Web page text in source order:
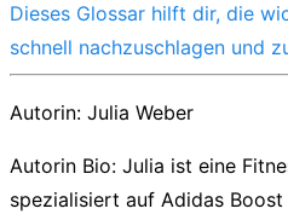
Dieses Glossar hilft dir, die
schnell nachzuschlagen und
Autorin: Julia Weber
Autorin Bio: Julia ist eine
spezialisiert auf Adidas